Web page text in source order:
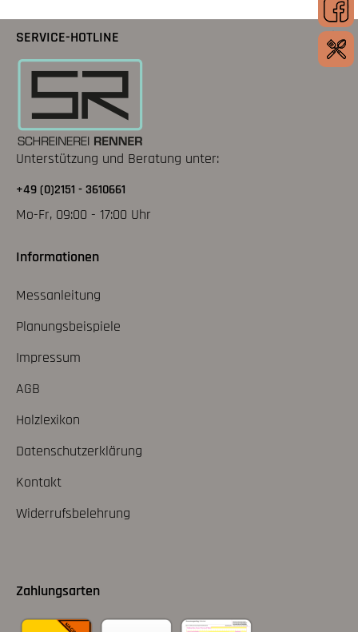
SERVICE-HOTLINE
Unterstützung und Beratung unter:
+49 (0)2151 - 3610661
Mo-Fr, 09:00 - 17:00 Uhr
Informationen
Messanleitung
Planungsbeispiele
Impressum
AGB
Holzlexikon
Datenschutzerklärung
Kontakt
Widerrufsbelehrung
Zahlungsarten